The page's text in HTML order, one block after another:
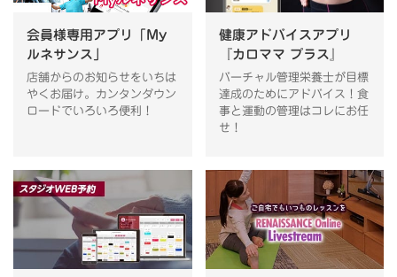
会員様専用アプリ「My
ルネサンス」
店舗からのお知らせをいちは
やくお届け。カンタンダウン
ロードでいろいろ便利！
健康アドバイスアプリ
『カロママ プラス』
バーチャル管理栄養士が目標
達成のためにアドバイス！食
事と運動の管理はコレにお任
せ！